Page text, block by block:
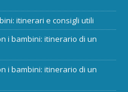
itinerari e consigli utili
i bambini: itinerario di un
i bambini: itinerario di un